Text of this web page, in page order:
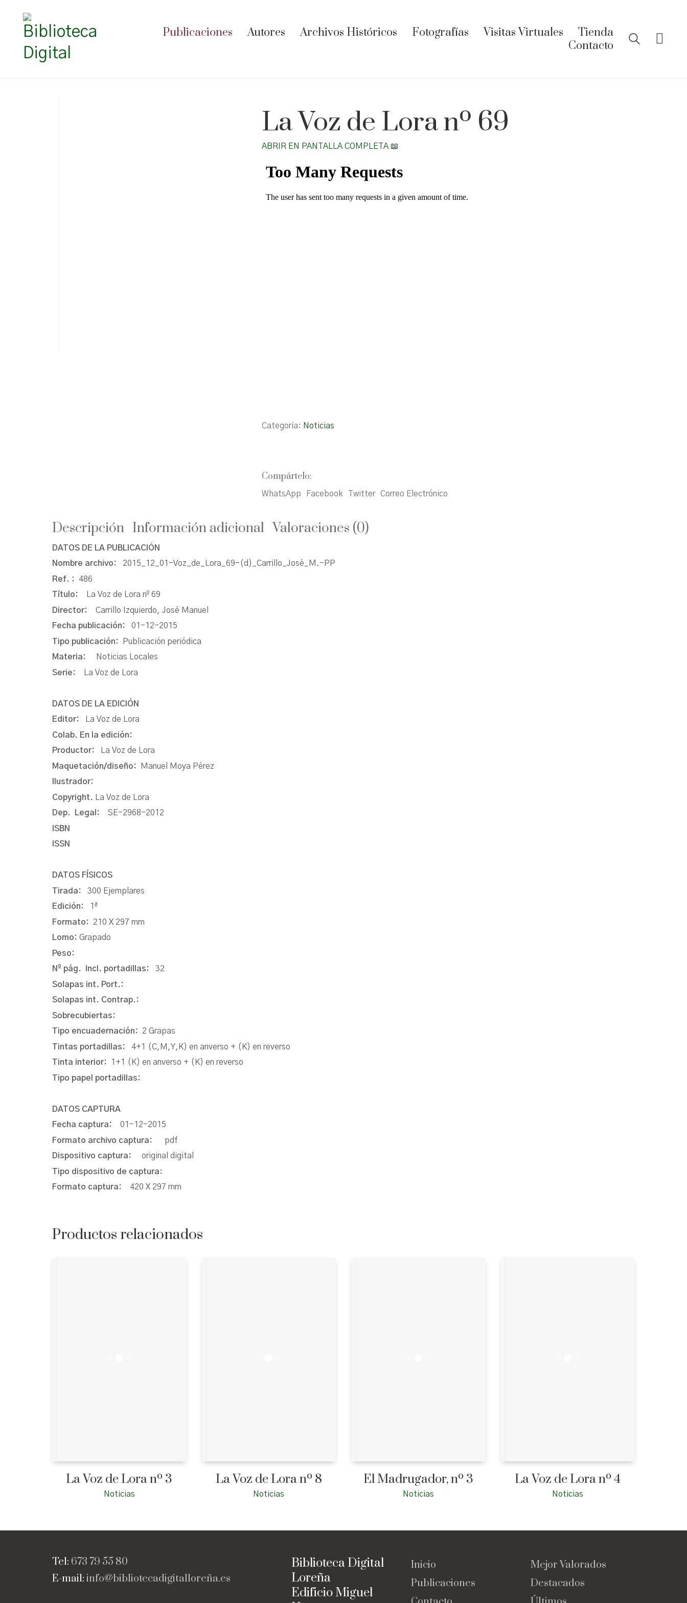
Publicaciones Autores Archivos Históricos Fotografías Visitas Virtuales
Tienda
Contacto
La Voz de Lora nº 69
ABRIR EN PANTALLA COMPLETA 📖
Categoría: Noticias
Compártelo:
WhatsApp Facebook Twitter Correo Electrónico
Descripción Información adicional Valoraciones (0)
DATOS DE LA PUBLICACIÓN
Nombre archivo: 2015_12_01-Voz_de_Lora_69-(d)_Carrillo_José_M.-PP
Ref. : 486
Título:
La Voz de Lora nº 69
Director: Carrillo Izquierdo, José Manuel
Fecha publicación: 01-12-2015
Tipo publicación:
Publicación periódica
Materia:
Noticias Locales
Serie:
La Voz de Lora
DATOS DE LA EDICIÓN
Editor:
La Voz de Lora
Colab. En la edición:
Productor:
La Voz de Lora
Maquetación/diseño:
Manuel Moya Pérez
Ilustrador:
Copyright.
La Voz de Lora
Dep. Legal: SE-2968-2012
ISBN
ISSN
DATOS FÍSICOS
Tirada: 300 Ejemplares
Edición:
1ª
Formato: 210 X 297 mm
Lomo: Grapado
Peso:
Nº pág. Incl. portadillas: 32
Solapas int. Port.:
Solapas int. Contrap.:
Sobrecubiertas:
Tipo encuadernación: 2 Grapas
Tintas portadillas: 4+1 (C,M,Y,K) en anverso + (K) en reverso
Tinta interior:
1+1 (K) en anverso + (K) en reverso
Tipo papel portadillas:
DATOS CAPTURA
Fecha captura: 01-12-2015
Formato archivo captura: pdf
Dispositivo captura: original digital
Tipo dispositivo de captura:
Formato captura: 420 X 297 mm
Productos relacionados
La Voz de Lora nº 3
Noticias
La Voz de Lora nº 8
Noticias
El Madrugador, nº 3
Noticias
La Voz de Lora nº 4
Noticias
Tel: 673 79 55 80
E-mail: info@bibliotecadigitalloreña.es
Biblioteca Digital
Loreña
Edificio Miguel
Inicio
Publicaciones
Mejor Valorados
Destacados